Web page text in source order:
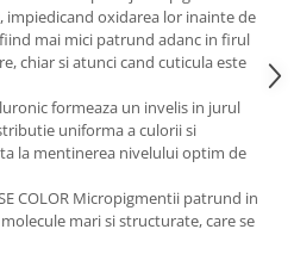
oxidarea lor inainte de
mai mici patrund adanc in firul
chiar si atunci cand cuticula este
formeaza un invelis in jurul
uniforma a culorii si
la mentinerea nivelului optim de
COLOR Micropigmentii patrund in
mari si structurate, care se